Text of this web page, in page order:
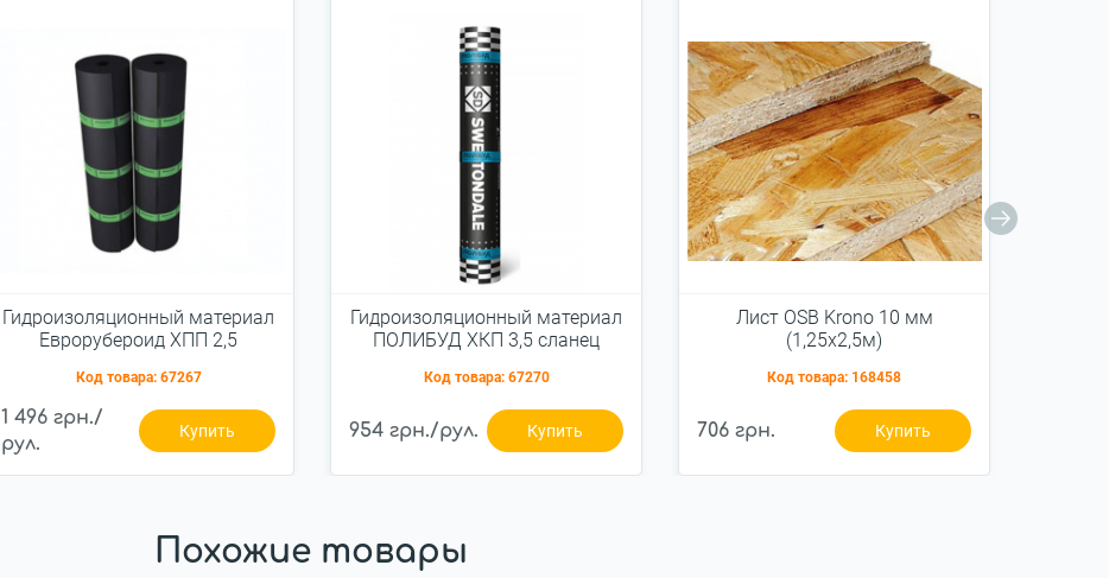
Гидроизоляционный материал
Еврорубероид ХПП 2,5
Код товара: 67267
1 496 грн./
рул.
Купить
Гидроизоляционный материал
ПОЛИБУД ХКП 3,5 сланец
Код товара: 67270
954 грн./рул. Купить
Лист OSB Krono 10 мм
(1,25х2,5м)
Код товара: 168458
706 грн. Купить
Похожие товары